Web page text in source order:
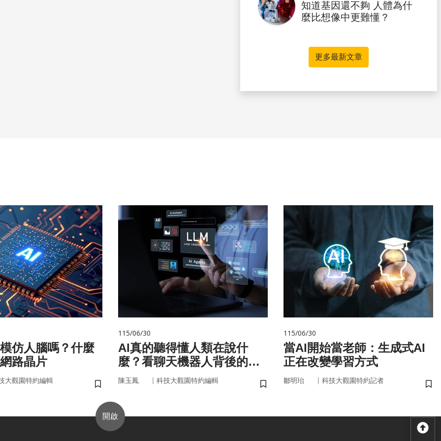
知道基因還不夠 人體為什
麼比想像中更難懂？
更多最新文章
仿人腦嗎？什麼
路晶片
大觀園特約編輯
儲存書籤
115/06/30
AI真的聽得懂人類在說什
麼？看聊天機器人背後的語
言科技
陳玉鳳 ｜ 科技大觀園特約編輯
儲存書籤
115/06/30
當AI開始當老師：生成式AI
正在改變學習方式
鄒明珆 ｜ 科技大觀園特約記者
儲
開啟
回